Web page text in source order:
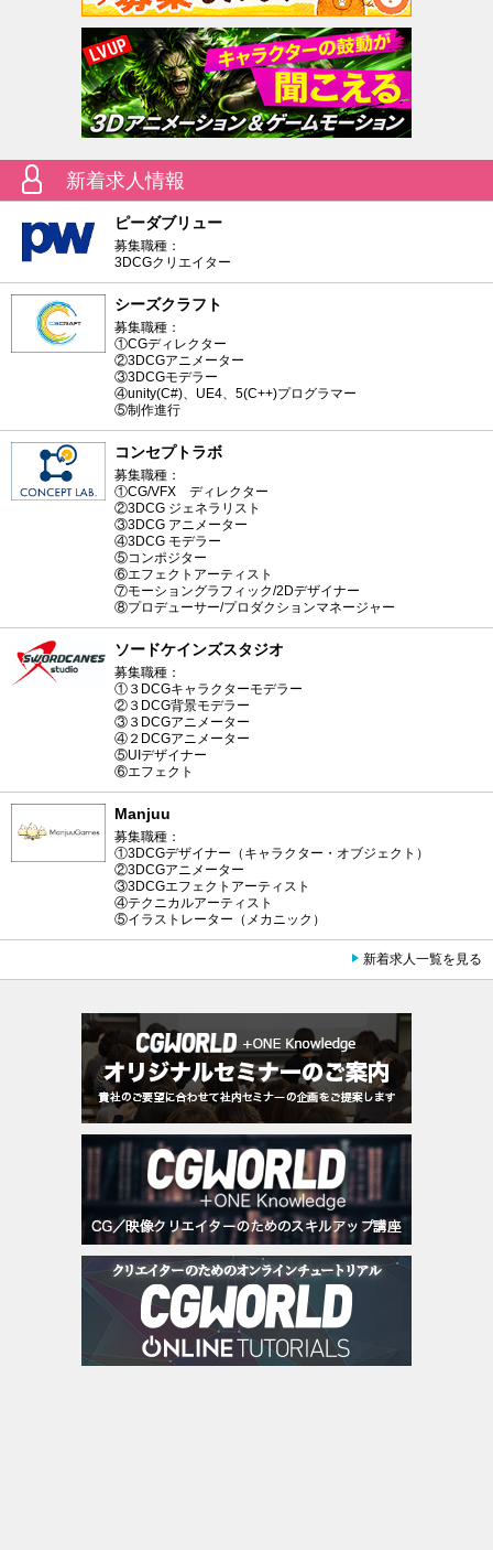
新着求人情報
ピーダブリュー
募集職種：
3DCGクリエイター
シーズクラフト
募集職種：
①CGディレクター
②3DCGアニメーター
③3DCGモデラー
④unity(C#)、UE4、5(C++)プログラマー
⑤制作進行
コンセプトラボ
募集職種：
①CG/VFX ディレクター
②3DCG ジェネラリスト
③3DCG アニメーター
④3DCG モデラー
⑤コンポジター
⑥エフェクトアーティスト
⑦モーショングラフィック/2Dデザイナー
⑧プロデューサー/プロダクションマネージャー
ソードケインズスタジオ
募集職種：
①３DCGキャラクターモデラー
②３DCG背景モデラー
③３DCGアニメーター
④２DCGアニメーター
⑤UIデザイナー
⑥エフェクト
Manjuu
募集職種：
①3DCGデザイナー（キャラクター・オブジェクト）
②3DCGアニメーター
③3DCGエフェクトアーティスト
④テクニカルアーティスト
⑤イラストレーター（メカニック）
新着求人一覧を見る